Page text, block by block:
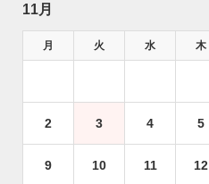
11月
月 火 水 木
2 3 4 5
9 10 11 12